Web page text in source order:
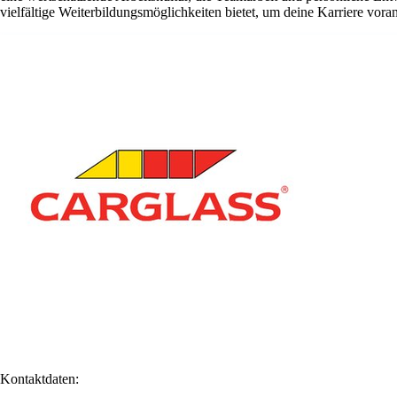
vielfältige Weiterbildungsmöglichkeiten bietet, um deine Karriere
Kontaktdaten: